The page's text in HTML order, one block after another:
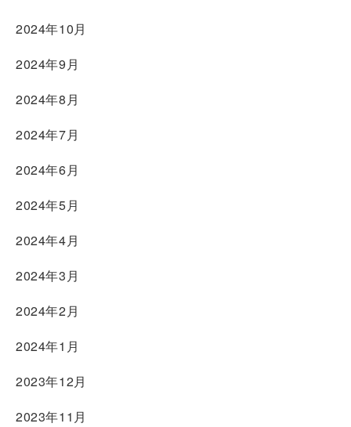
2024年10月
2024年9月
2024年8月
2024年7月
2024年6月
2024年5月
2024年4月
2024年3月
2024年2月
2024年1月
2023年12月
2023年11月